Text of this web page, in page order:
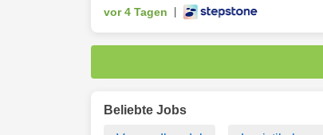
vor 4 Tagen
Beliebte Jobs